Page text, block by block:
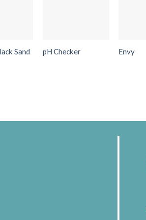
Sand pH Checker Envy